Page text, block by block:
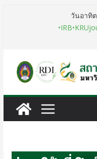
วันอาทิ
•IRB